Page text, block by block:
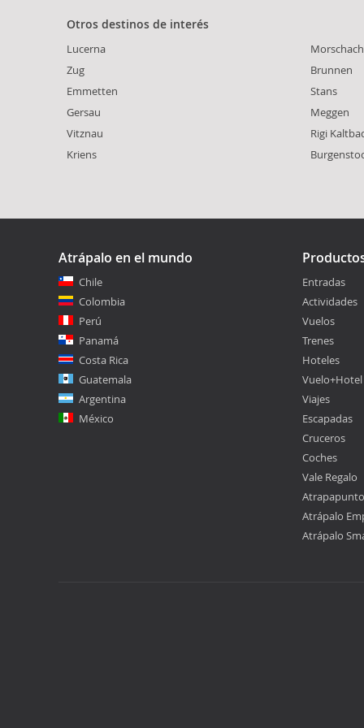
Otros destinos de interés
Lucerna
Zug
Emmetten
Gersau
Vitznau
Kriens
Morschach
Brunnen
Stans
Meggen
Rigi
Atrápalo en el mundo
Chile
Colombia
Perú
Panamá
Costa Rica
Guatemala
Argentina
México
Entradas
Actividades
Vuelos
Trenes
Hoteles
Vuelo+Hotel
Viajes
Escapadas
Cruceros
Coches
Vale Regalo
Atrápalo
Atrápalo